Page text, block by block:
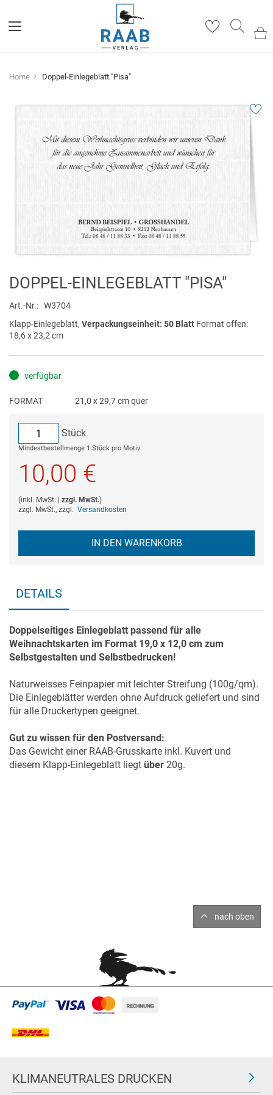
Home Doppel-Einlegeblatt "Pisa"
Zum
Bildergalerie
Zum
Anfang
der
Bildergalerie
springen
DOPPEL-EINLEGEBLATT "PISA"
Art.-Nr.
W3704
Klapp-Einlegeblatt, Verpackungseinheit: 50 Blatt Format offen:
18,6 x 23,2 cm
verfügbar
FORMAT 21,0 x 29,7 cm quer
Stück
Mindestbestellmenge 1 Stück pro Motiv
10,00 €
(inkl. MwSt. zzgl. MwSt.)
zzgl. MwSt., zzgl. Versandkosten
IN DEN WARENKORB
DETAILS
Doppelseitiges Einlegeblatt passend für alle
Weihnachtskarten im Format 19,0 x 12,0 cm zum
Selbstgestalten und Selbstbedrucken!
Naturweisses Feinpapier mit leichter Streifung (100g/qm).
Die Einlegeblätter werden ohne Aufdruck geliefert und sind
für alle Druckertypen geeignet.
Gut zu wissen für den Postversand:
Das Gewicht einer RAAB-Grusskarte inkl. Kuvert und
diesem Klapp-Einlegeblatt liegt über 20g.
nach oben
KLIMANEUTRALES DRUCKEN